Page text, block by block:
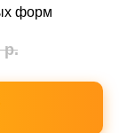
форм
р.